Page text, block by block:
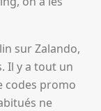
sur Zalando,
Il y a tout un
codes promo
ne